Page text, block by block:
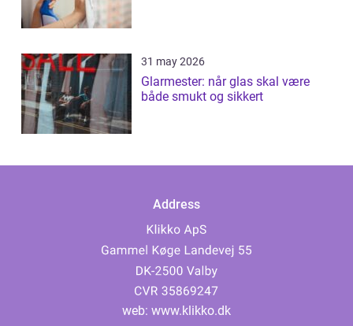
31 may 2026
Glarmester: når glas skal være
både smukt og sikkert
Address
web: www.klikko.dk